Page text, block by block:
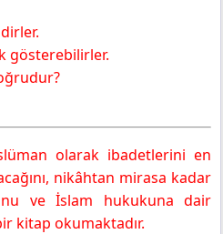
gösterebilirler.
olarak ibadetlerini en
nikâhtan mirasa kadar
ve İslam hukukuna dair
kitap okumaktadır.